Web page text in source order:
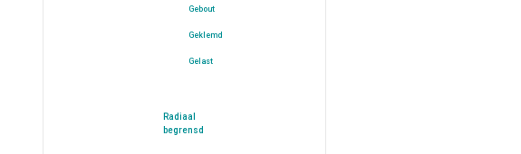
Gebout
Geklemd
Gelast
Radiaal
begrensd